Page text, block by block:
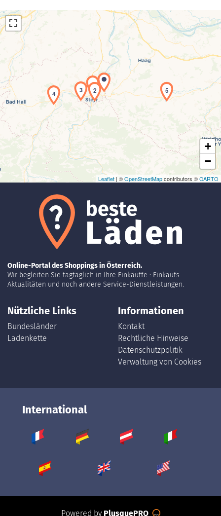
Laden der Karte...
1
2
3
4 5
+
−
Leaflet | ©OpenStreetMapcontributors ©CARTO
Online-Portal des Shoppings in Österreich.
Wir begleiten Sie tagtäglich in Ihre Einkäuffe : Einkaufs
Aktualitäten und noch andere Service-Dienstleistungen.
Nützliche Links
Bundesländer
Ladenkette
Informationen
Kontakt
Rechtliche Hinweise
Datenschutzpolitik
Verwaltung von Cookies
International
Powered by PlusquePRO